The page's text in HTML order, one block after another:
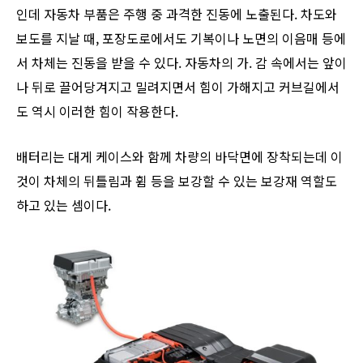
인데 자동차 부품은 주행 중 과격한 진동에 노출된다. 차도와
보도를 지날 때, 포장도로에서도 기복이나 노면의 이음매 등에
서 차체는 진동을 받을 수 있다. 자동차의 가. 감 속에서는 앞이
나 뒤로 끌어당겨지고 밀려지면서 힘이 가해지고 커브길에서
도 역시 이러한 힘이 작용한다.
배터리는 대게 케이스와 함께 차량의 바닥면에 장착되는데 이
것이 차체의 뒤틀림과 휨 등을 보강할 수 있는 보강재 역할도
하고 있는 셈이다.